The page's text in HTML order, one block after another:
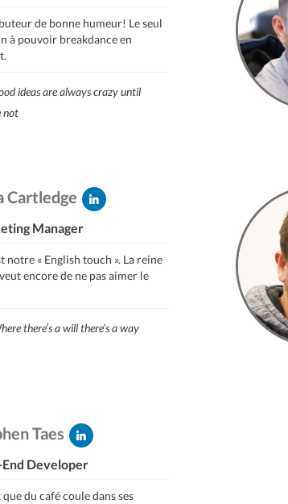
de bonne humeur! Le seul
à pouvoir breakdance en
ideas are always crazy until
not
Cartledge
Manager
notre « English touch ». La reine
encore de ne pas aimer le
there’s a will there’s a way
Taes
Developer
du café coule dans ses